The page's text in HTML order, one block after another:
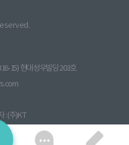
15) 현대성우빌딩 203호
: (주)KT
업신고(013760)